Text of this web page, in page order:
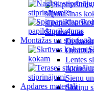
stiprinājumi
papildaprīkojums
Montāžas un
kokam
stiprinājumi
Apdares materiāli
Slīpmašīnas
Diska
Lentes
Sienu
Slotiņu